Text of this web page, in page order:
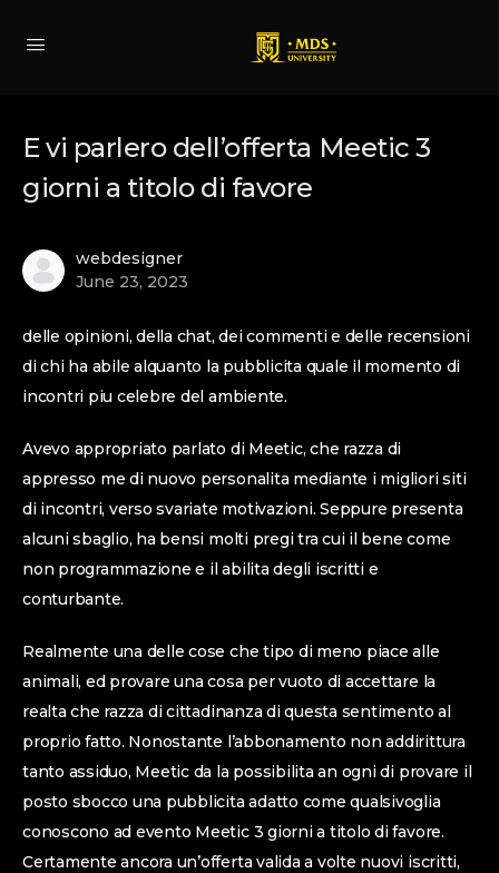
E vi parlero dell’offerta Meetic 3
giorni a titolo di favore
webdesigner
June 23, 2023
delle opinioni, della chat, dei commenti e delle recensioni
di chi ha abile alquanto la pubblicita quale il momento di
incontri piu celebre del ambiente.
Avevo appropriato parlato di Meetic, che razza di
appresso me di nuovo personalita mediante i migliori siti
di incontri, verso svariate motivazioni. Seppure presenta
alcuni sbaglio, ha bensi molti pregi tra cui il bene come
non programmazione e il abilita degli iscritti e
conturbante.
Realmente una delle cose che tipo di meno piace alle
animali, ed provare una cosa per vuoto di accettare la
realta che razza di cittadinanza di questa sentimento al
proprio fatto. Nonostante l’abbonamento non addirittura
tanto assiduo, Meetic da la possibilita an ogni di provare il
posto sbocco una pubblicita adatto come qualsivoglia
conoscono ad evento Meetic 3 giorni a titolo di favore.
Certamente ancora un’offerta valida a volte nuovi iscritti,